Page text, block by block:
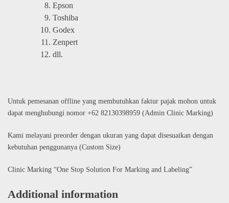
Epson
Toshiba
Godex
Zenpert
dll.
Untuk pemesanan offline yang membutuhkan faktur pajak mohon untuk
dapat menghubungi nomor +62 82130398959 (Admin Clinic Marking)
Kami melayani preorder dengan ukuran yang dapat disesuaikan dengan
kebutuhan penggunanya (Custom Size)
Clinic Marking “One Stop Solution For Marking and Labeling”
Additional information